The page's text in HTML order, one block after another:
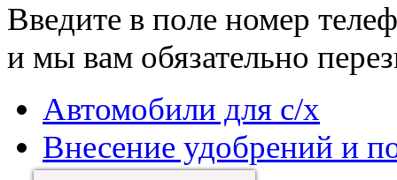
Введите в поле номер
и мы вам обязательно
Автомобили для с/х
Внесение удобрений и